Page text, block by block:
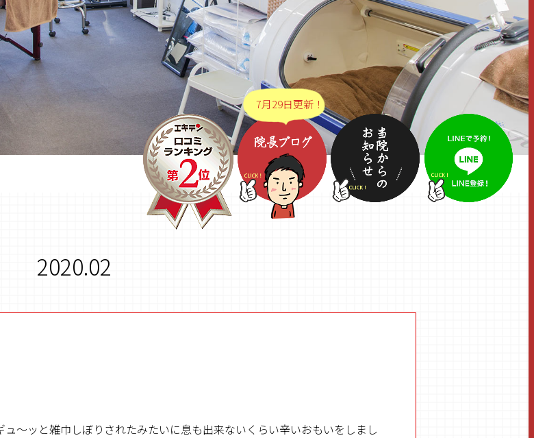
7月29日更新！
2020.02
～ッと雑巾しぼりされたみたいに息も出来ないくらい辛いおもいをしまし